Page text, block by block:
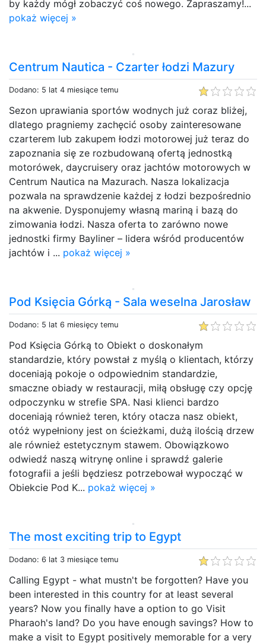
by każdy mógł zobaczyć coś nowego. Zapraszamy!...
pokaż więcej »
Centrum Nautica - Czarter łodzi Mazury
Dodano: 5 lat 4 miesiące temu
Sezon uprawiania sportów wodnych już coraz bliżej,
dlatego pragniemy zachęcić osoby zainteresowane
czarterem lub zakupem łodzi motorowej już teraz do
zapoznania się ze rozbudowaną ofertą jednostką
motorówek, daycruisery oraz jachtów motorowych w
Centrum Nautica na Mazurach. Nasza lokalizacja
pozwala na sprawdzenie każdej z łodzi bezpośrednio
na akwenie. Dysponujemy własną mariną i bazą do
zimowania łodzi. Nasza oferta to zarówno nowe
jednostki firmy Bayliner – lidera wśród producentów
jachtów i ... pokaż więcej »
Pod Księcia Górką - Sala weselna Jarosław
Dodano: 5 lat 6 miesięcy temu
Pod Księcia Górką to Obiekt o doskonałym
standardzie, który powstał z myślą o klientach, którzy
doceniają pokoje o odpowiednim standardzie,
smaczne obiady w restauracji, miłą obsługę czy opcję
odpoczynku w strefie SPA. Nasi klienci bardzo
doceniają również teren, który otacza nasz obiekt,
otóż wypełniony jest on ścieżkami, dużą ilością drzew
ale również estetycznym stawem. Obowiązkowo
odwiedź naszą witrynę online i sprawdź galerie
fotografii a jeśli będziesz potrzebował wypocząć w
Obiekcie Pod K... pokaż więcej »
The most exciting trip to Egypt
Dodano: 6 lat 3 miesiące temu
Calling Egypt - what mustn't be forgotten? Have you
been interested in this country for at least several
years? Now you finally have a option to go Visit
Pharaoh's land? Do you have enough savings? How to
make a visit to Egypt positively memorable for a very